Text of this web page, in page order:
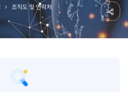
조직도 및 연락처
공유